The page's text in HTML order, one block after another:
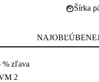
Šírka
% zľava
2